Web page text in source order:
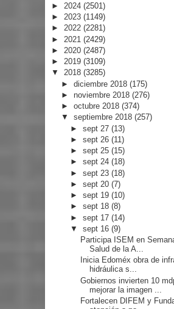
► 2024 (2501)
► 2023 (1149)
► 2022 (2281)
► 2021 (2429)
► 2020 (2487)
► 2019 (3109)
▼ 2018 (3285)
► diciembre 2018 (175)
► noviembre 2018 (276)
► octubre 2018 (374)
▼ septiembre 2018 (257)
►sept 27(13)
►sept 26(11)
►sept 25(15)
►sept 24(18)
►sept 23(18)
►sept 20(7)
►sept 19(10)
►sept 18(8)
►sept 17(14)
▼sept 16(9)
Participa ISEM en
Salud de la A...
Inicia Edoméx obra de
hidráulica s...
Gobiernos invierten 10
mejorar la imagen ...
Fortalecen DIFEM y